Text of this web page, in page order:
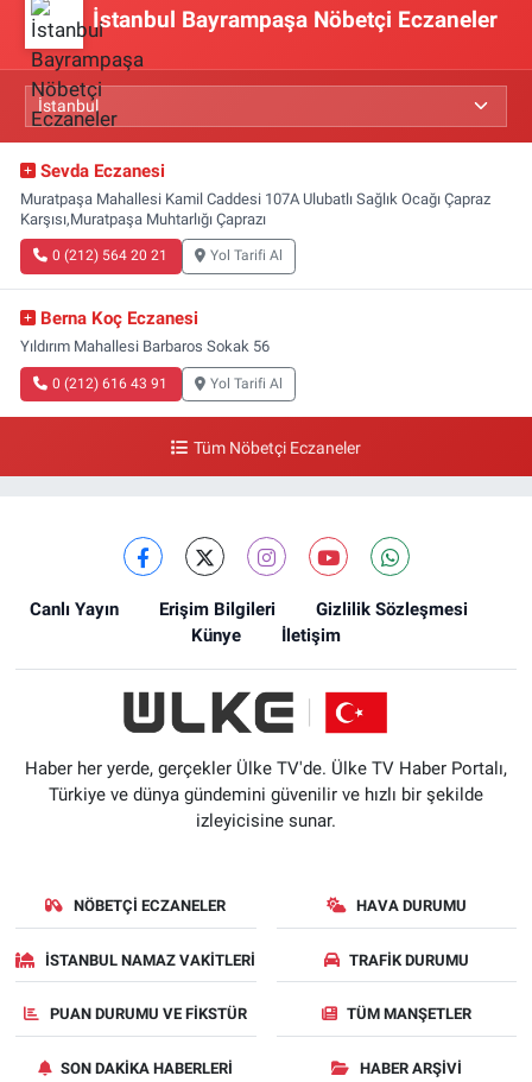
İstanbul Bayrampaşa Nöbetçi Eczaneler
Sevda Eczanesi
Muratpaşa Mahallesi Kamil Caddesi 107A Ulubatlı Sağlık Ocağı Çapraz
Karşısı,Muratpaşa Muhtarlığı Çaprazı
0 (212) 564 20 21 Yol Tarifi Al
Berna Koç Eczanesi
Yıldırım Mahallesi Barbaros Sokak 56
0 (212) 616 43 91 Yol Tarifi Al
Tüm Nöbetçi Eczaneler
Canlı Yayın Erişim Bilgileri
Gizlilik Sözleşmesi
Künye
İletişim
Haber her yerde, gerçekler Ülke TV'de. Ülke TV Haber Portalı,
Türkiye ve dünya gündemini güvenilir ve hızlı bir şekilde
izleyicisine sunar.
NÖBETÇI ECZANELER HAVA DURUMU
İSTANBUL NAMAZ VAKITLERI TRAFIK DURUMU
PUAN DURUMU VE FIKSTÜR TÜM MANŞETLER
SON DAKIKA HABERLERI HABER ARŞIVI